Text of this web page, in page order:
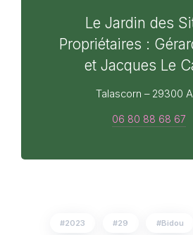
Le Jardin des
Propriétaires :
et Jacques Le
Talascorn – 29300
06 80 88 68 67
2023 29 Bidou